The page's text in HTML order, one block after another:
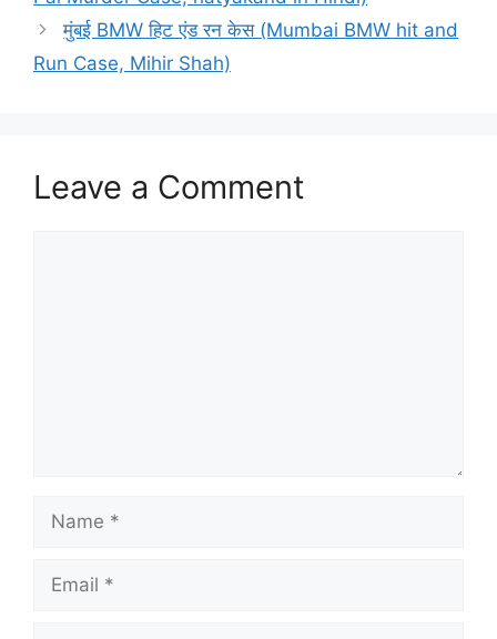
मुंबई BMW हिट एंड रन केस (Mumbai BMW hit and
Run Case, Mihir Shah)
Leave a Comment
Name
Email